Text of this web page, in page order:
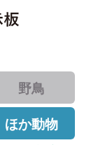
告